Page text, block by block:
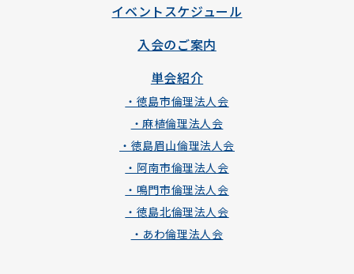
イベントスケジュール
入会のご案内
単会紹介
・徳島市倫理法人会
・麻植倫理法人会
・徳島眉山倫理法人会
・阿南市倫理法人会
・鳴門市倫理法人会
・徳島北倫理法人会
・あわ倫理法人会